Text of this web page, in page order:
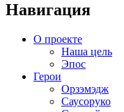
Навигация
О проекте
Наша цель
Эпос
Герои
Орзэмэдж
Саусоруко